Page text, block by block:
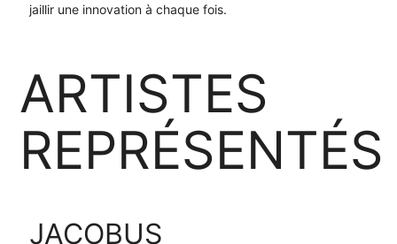
jaillir une innovation à chaque fois.
ARTISTES
REPRÉSENTÉS
JACOBUS